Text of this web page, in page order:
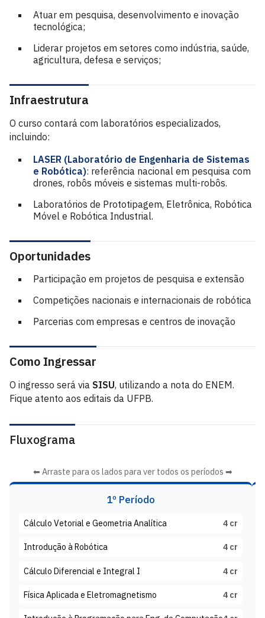
Atuar em pesquisa, desenvolvimento e inovação
tecnológica;
Liderar projetos em setores como indústria, saúde,
agricultura, defesa e serviços;
Infraestrutura
O curso contará com laboratórios especializados,
incluindo:
LASER (Laboratório de Engenharia de Sistemas
e Robótica): referência nacional em pesquisa com
drones, robôs móveis e sistemas multi-robôs.
Laboratórios de Prototipagem, Eletrônica, Robótica
Móvel e Robótica Industrial.
Oportunidades
Participação em projetos de pesquisa e extensão
Competições nacionais e internacionais de robótica
Parcerias com empresas e centros de inovação
Como Ingressar
O ingresso será via SISU, utilizando a nota do ENEM.
Fique atento aos editais da UFPB.
Fluxograma
⬅ Arraste para os lados para ver todos os períodos ➡
1º Período
Cálculo Vetorial e Geometria Analítica 4 cr
Introdução à Robótica 4 cr
Cálculo Diferencial e Integral I 4 cr
Física Aplicada e Eletromagnetismo 4 cr